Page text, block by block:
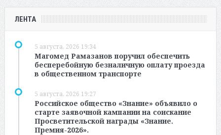
ЛЕНТА
5 августа, 2026 19:34
Магомед Рамазанов поручил обеспечить
бесперебойную безналичную оплату проезда
в общественном транспорте
5 августа, 2026 19:27
Российское общество «Знание» объявило о
старте заявочной кампании на соискание
Просветительской награды «Знание.
Премия-2026».